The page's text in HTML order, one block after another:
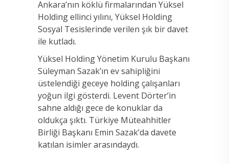
Ankara’nın köklü firmalarından Yüksel
Holding ellinci yılını, Yüksel Holding
Sosyal Tesislerinde verilen şık bir davet
ile kutladı.
Yüksel Holding Yönetim Kurulu Başkanı
Süleyman Sazak’ın ev sahipliğini
üstelendiği geceye holding çalışanları
yoğun ilgi gösterdi. Levent Dörter’in
sahne aldığı gece de konuklar da
oldukça şıktı. Türkiye Müteahhitler
Birliği Başkanı Emin Sazak’da davete
katılan isimler arasındaydı.